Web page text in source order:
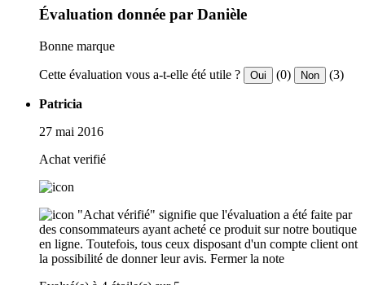
Évaluation donnée par Danièle
Bonne marque
Cette évaluation vous a-t-elle été utile ? Oui (0) Non (3)
Patricia
27 mai 2016
Achat verifié
"Achat vérifié" signifie que l'évaluation a été faite par
des consommateurs ayant acheté ce produit sur notre boutique
en ligne. Toutefois, tous ceux disposant d'un compte client ont
la possibilité de donner leur avis. Fermer la note